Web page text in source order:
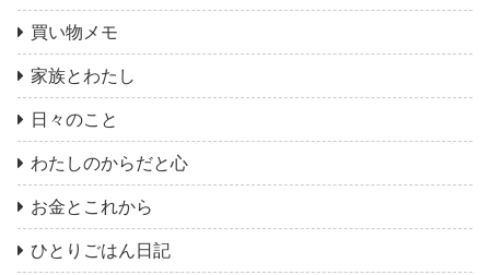
買い物メモ
家族とわたし
日々のこと
わたしのからだと心
お金とこれから
ひとりごはん日記